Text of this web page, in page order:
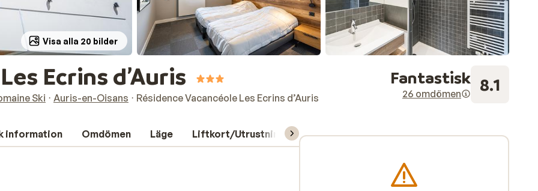
Visa alla 20 bilder
Ecrins d’Auris
Ski Auris-en-Oisans Résidence Vacancéole Les Ecrins d’Auris
Fantastisk
26 omdömen 8.1
information Omdömen Läge Liftkort/Utrustning/Skidskola